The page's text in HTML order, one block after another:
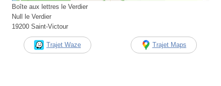
Boîte aux lettres le Verdier
Null le Verdier
19200 Saint-Victour
Trajet Waze Trajet Maps